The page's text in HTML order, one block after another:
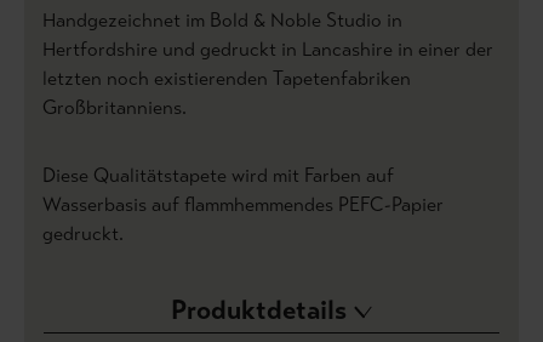
Handgezeichnet im Bold & Noble Studio in
Hertfordshire und gedruckt in Lancashire in einer der
letzten noch existierenden Tapetenfabriken
Großbritanniens.
Diese Qualitätstapete wird mit Farben auf
Wasserbasis auf flammhemmendes PEFC-Papier
gedruckt.
Produktdetails